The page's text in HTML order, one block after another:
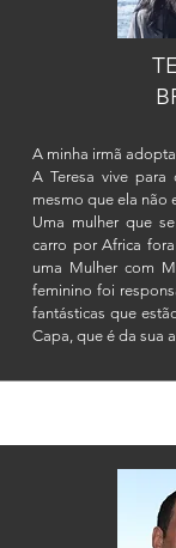
A minha irmã
A Teresa vive
mesmo que ela não
Uma mulher que
carro por Africa
uma Mulher com M
feminino foi
fantásticas que
Capa, que é da sua